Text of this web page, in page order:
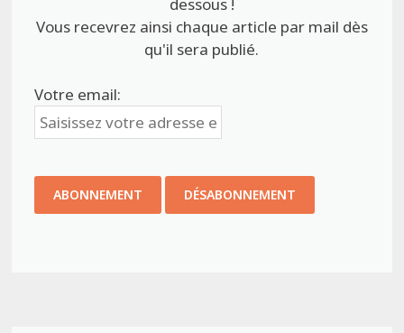
Vous recevrez ainsi chaque article par mail dès
qu'il sera publié.
Votre email: